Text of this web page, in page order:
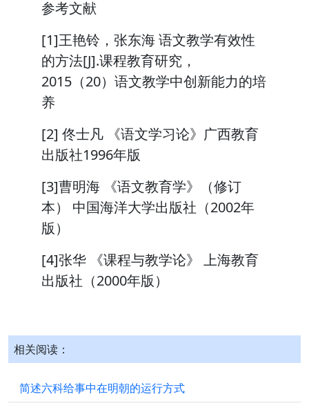
参考文献
[1]王艳铃，张东海 语文教学有效性
的方法[J].课程教育研究，
2015（20）语文教学中创新能力的培
养
[2] 佟士凡 《语文学习论》广西教育
出版社1996年版
[3]曹明海 《语文教育学》（修订
本） 中国海洋大学出版社（2002年
版）
[4]张华 《课程与教学论》 上海教育
出版社（2000年版）
相关阅读：
简述六科给事中在明朝的运行方式